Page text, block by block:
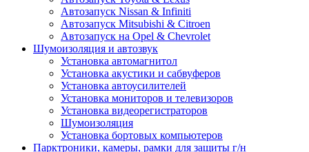
Автозапуск Nissan & Infiniti
Автозапуск Mitsubishi & Citroen
Автозапуск на Opel & Chevrolet
Шумоизоляция и автозвук
Установка автомагнитол
Установка акустики и сабвуферов
Установка автоусилителей
Установка мониторов и телевизоров
Установка видеорегистраторов
Шумоизоляция
Установка бортовых компьютеров
Парктроники, камеры, рамки для защиты г/н